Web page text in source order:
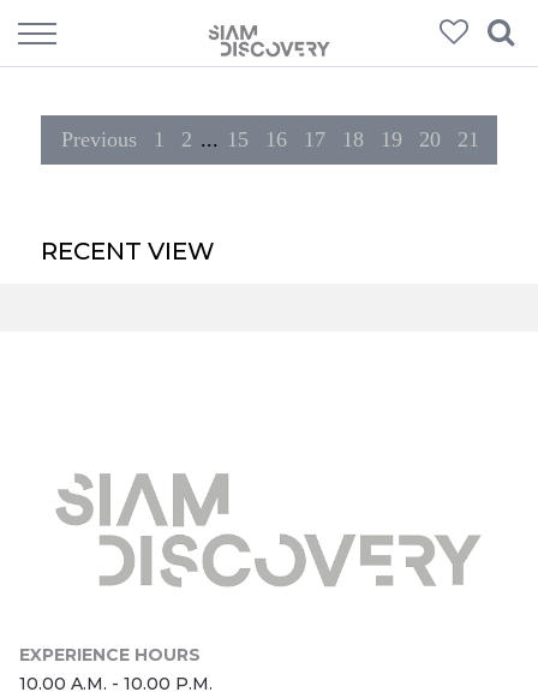
Previous 1 2 ... 15 16 17 18 19 20 21
RECENT VIEW